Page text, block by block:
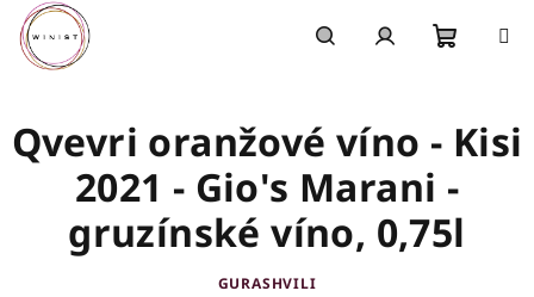
Přejít
na
obsah
košík
Qvevri oranžové víno - Kisi
2021 - Gio's Marani -
gruzínské víno, 0,75l
GURASHVILI